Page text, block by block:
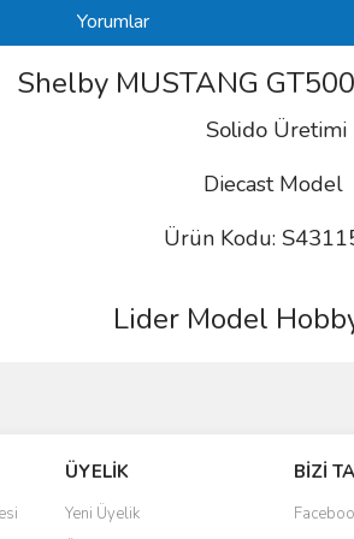
Yorumlar
Shelby MUSTANG
SolidoÜretimi
Diecast Model
Ürün Kodu:
Lider Model
ÜYELİK
Yeni Üyelik
BİZİ